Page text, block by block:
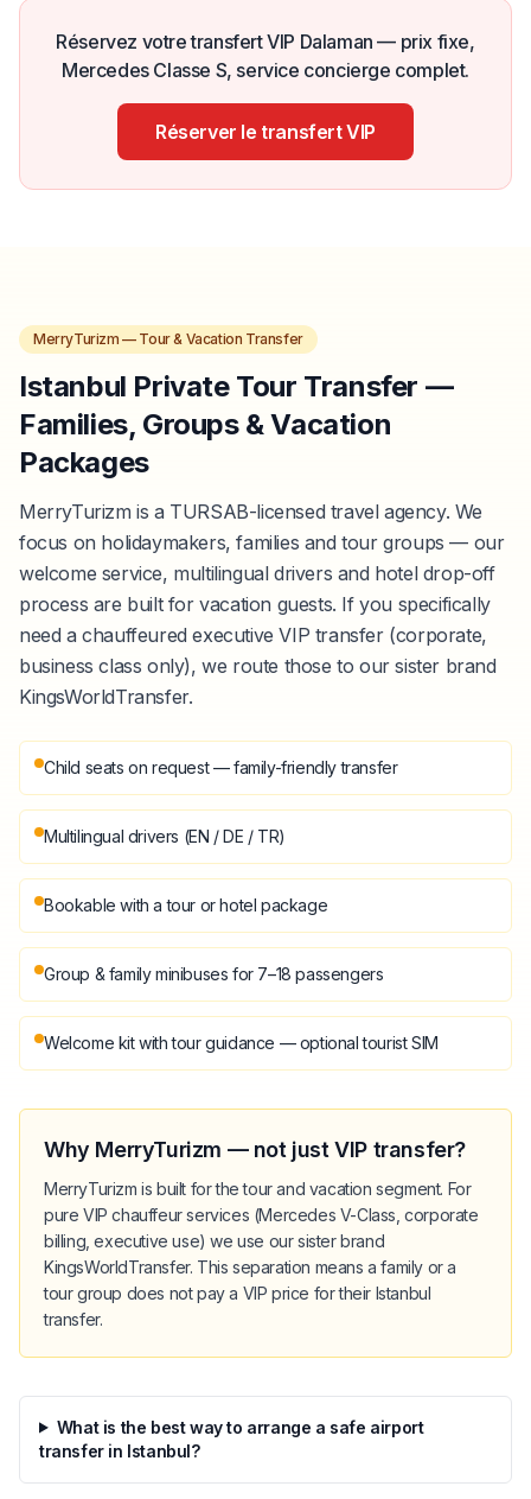
Réservez votre transfert VIP Dalaman — prix fixe,
Mercedes Classe S, service concierge complet.
Réserver le transfert VIP
MerryTurizm — Tour & Vacation Transfer
Istanbul Private Tour Transfer —
Families, Groups & Vacation
Packages
MerryTurizm is a TURSAB-licensed travel agency. We
focus on holidaymakers, families and tour groups — our
welcome service, multilingual drivers and hotel drop-off
process are built for vacation guests. If you specifically
need a chauffeured executive VIP transfer (corporate,
business class only), we route those to our sister brand
KingsWorldTransfer.
Child seats on request — family-friendly transfer
Multilingual drivers (EN / DE / TR)
Bookable with a tour or hotel package
Group & family minibuses for 7–18 passengers
Welcome kit with tour guidance — optional tourist SIM
Why MerryTurizm — not just VIP transfer?
MerryTurizm is built for the tour and vacation segment. For
pure VIP chauffeur services (Mercedes V-Class, corporate
billing, executive use) we use our sister brand
KingsWorldTransfer. This separation means a family or a
tour group does not pay a VIP price for their Istanbul
transfer.
What is the best way to arrange a safe airport
transfer in Istanbul?